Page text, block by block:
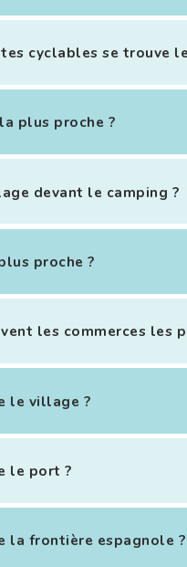
cyclables se trouve
plus proche ?
devant le camping ?
proche ?
les commerces les
le village ?
le port ?
la frontière espagnole ?